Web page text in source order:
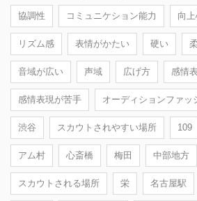
協調性 コミュニケション能力 向
リズム感 表情がかたい 硬い
音域が広い 声域 広げ方 感情
感情表現が苦手 オーディションファッ
渋谷 スカウトされやすい場所 109
アム村 心斎橋 梅田 中部地方
スカウトされる場所 栄 名古屋駅